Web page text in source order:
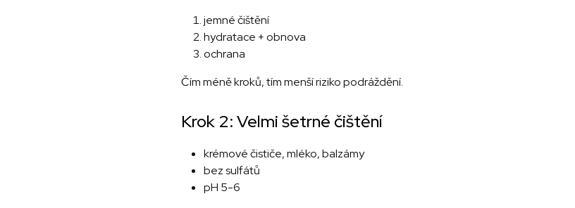
jemné čištění
hydratace + obnova
ochrana
Čím méně kroků, tím menší riziko podráždění.
Krok 2: Velmi šetrné čištění
krémové čističe, mléko, balzámy
bez sulfátů
pH 5-6